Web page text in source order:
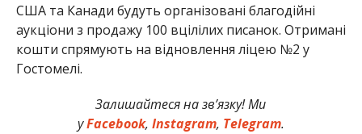
США та Канади будуть організовані благодійні
аукціони з продажу 100 вцілілих писанок. Отримані
кошти спрямують на відновлення ліцею №2 у
Гостомелі.
Залишайтеся на зв’язку! Ми
уFacebook, Instagram, Telegram.